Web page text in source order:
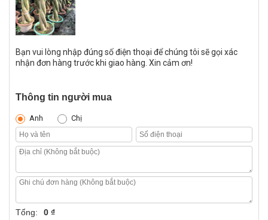
Bạn vui lòng nhập đúng số điện thoại để chúng tôi sẽ gọi xác
nhận đơn hàng trước khi giao hàng. Xin cảm ơn!
Thông tin người mua
Anh Chị
Tổng: 0 ₫